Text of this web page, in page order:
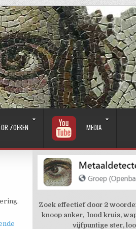
ZOEKEN MEDIA
Zoek effectief door 2
knoop anker, lood kruis,
vijfpuntige ster,